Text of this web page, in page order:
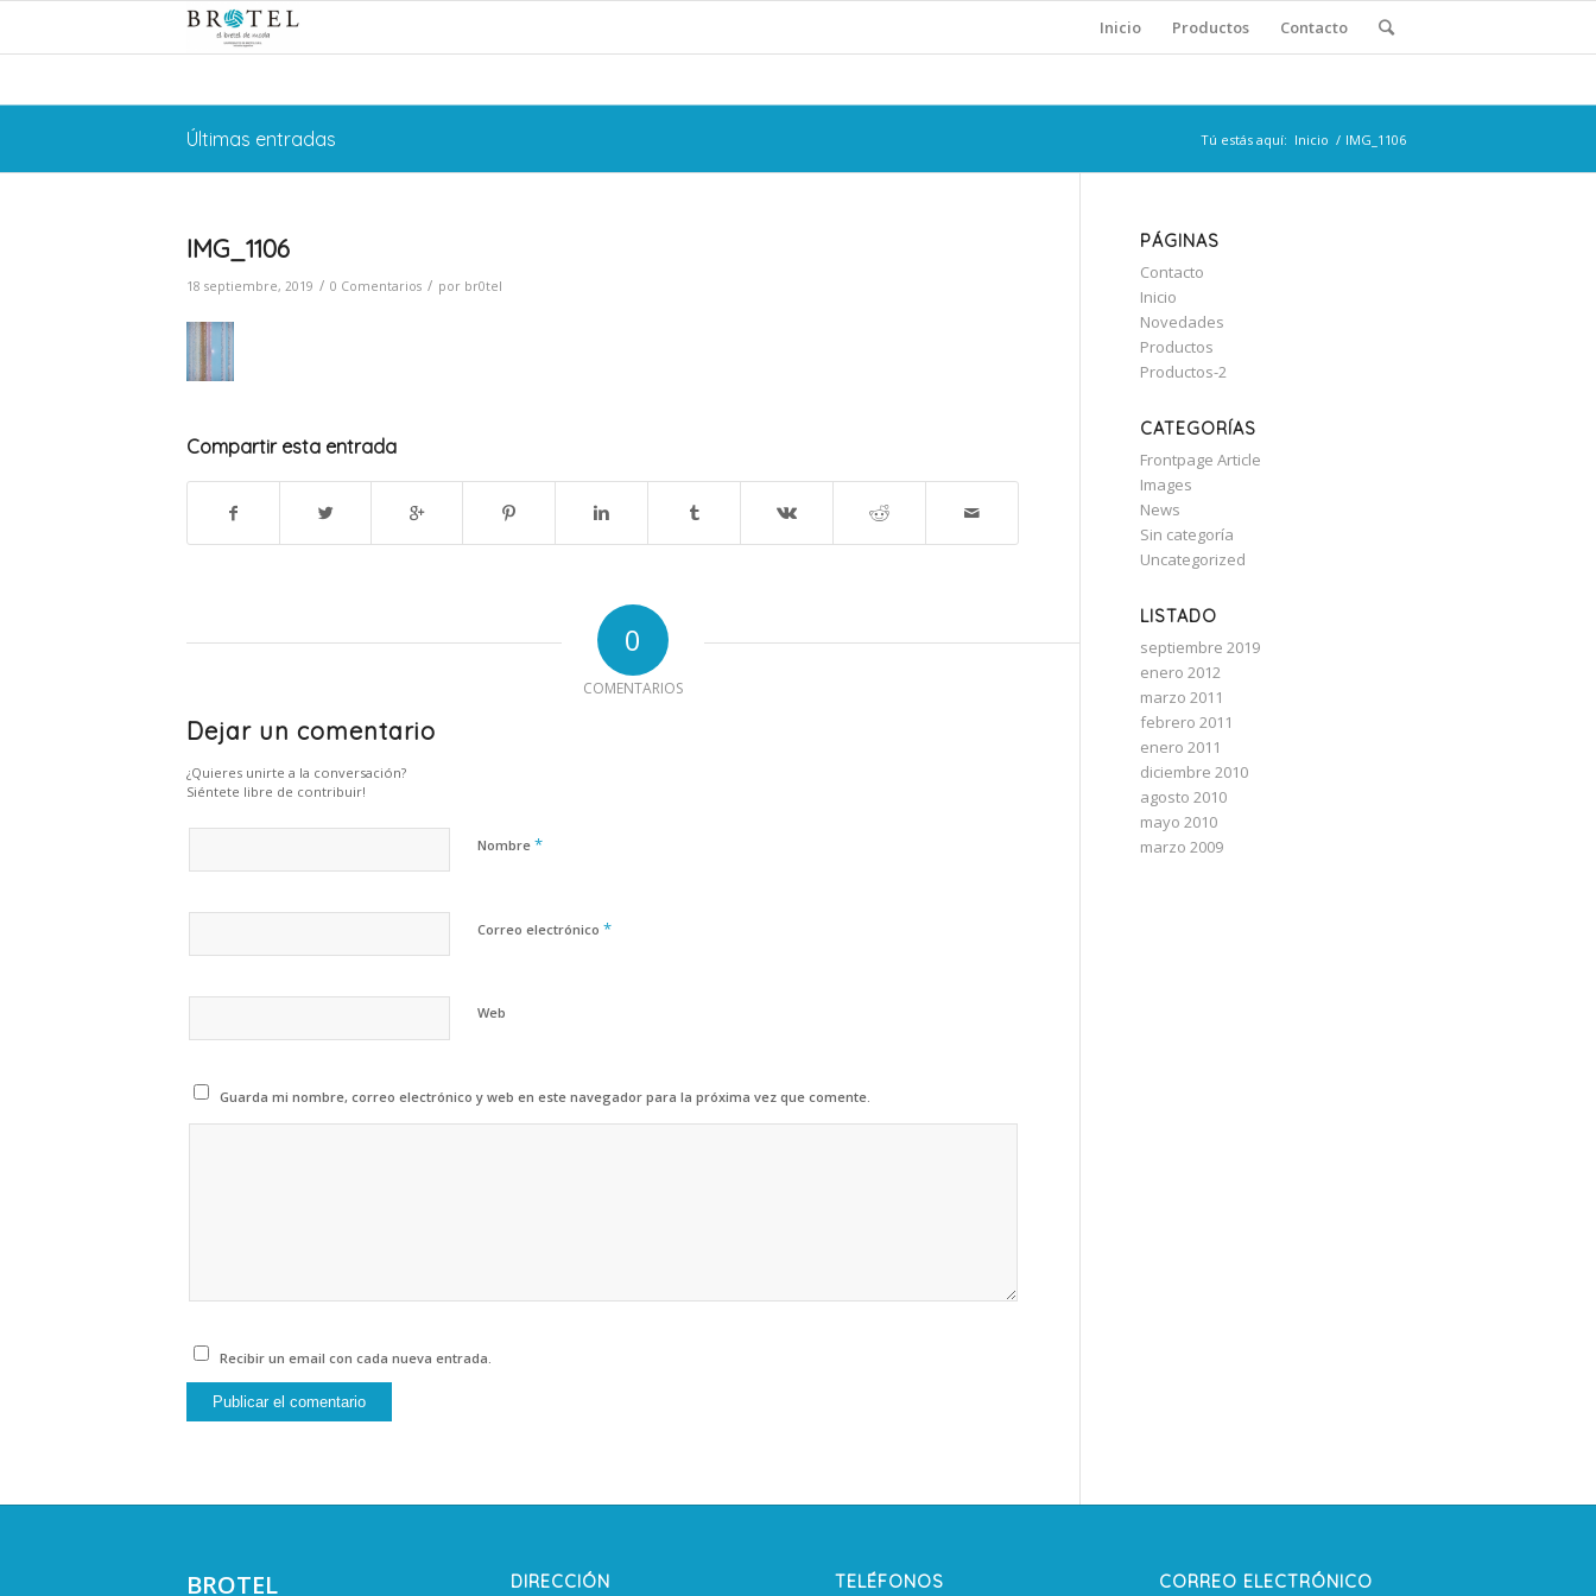
Inicio Productos Contacto
Últimas entradas Tú estás aquí: Inicio / IMG_1106
IMG_1106
18 septiembre, 2019 / 0 Comentarios / por br0tel
Compartir esta entrada
0
COMENTARIOS
Dejar un comentario
¿Quieres unirte a la conversación?
Siéntete libre de contribuir!
Nombre *
Correo electrónico *
Web
Guarda mi nombre, correo electrónico y web en este navegador para la próxima vez que comente.
Recibir un email con cada nueva entrada.
PÁGINAS
Contacto
Inicio
Novedades
Productos
Productos-2
CATEGORÍAS
Frontpage Article
Images
News
Sin categoría
Uncategorized
LISTADO
septiembre 2019
enero 2012
marzo 2011
febrero 2011
enero 2011
diciembre 2010
agosto 2010
mayo 2010
marzo 2009
BROTEL DIRECCIÓN TELÉFONOS CORREO ELECTRÓNICO